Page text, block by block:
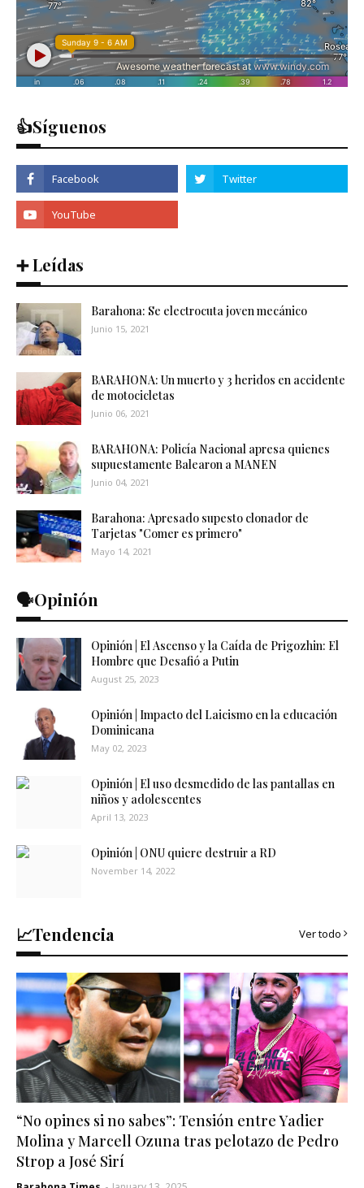
👍Síguenos
➕ Leídas
Barahona: Se electrocuta joven mecánico
Junio 15, 2021
BARAHONA: Un muerto y 3 heridos en accidente
de motocicletas
Junio 06, 2021
BARAHONA: Policía Nacional apresa quienes
supuestamente Balearon a MANEN
Junio 04, 2021
Barahona: Apresado supesto clonador de
Tarjetas "Comer es primero"
Mayo 14, 2021
🗣️Opinión
Opinión | El Ascenso y la Caída de Prigozhin: El
Hombre que Desafió a Putin
August 25, 2023
Opinión | Impacto del Laicismo en la educación
Dominicana
May 02, 2023
Opinión | El uso desmedido de las pantallas en
niños y adolescentes
April 13, 2023
Opinión | ONU quiere destruir a RD
November 14, 2022
📈Tendencia Ver todo
“No opines si no sabes”: Tensión entre Yadier
Molina y Marcell Ozuna tras pelotazo de Pedro
Strop a José Sirí